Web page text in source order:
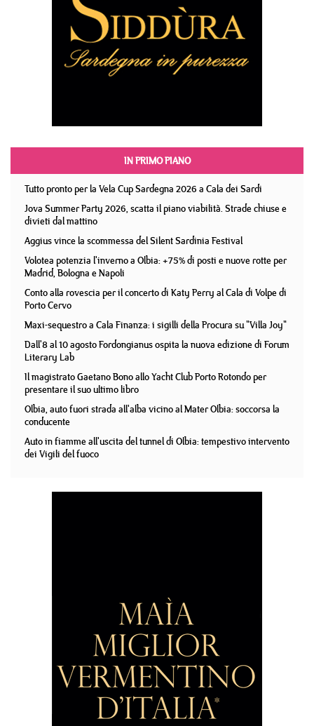
IN PRIMO PIANO
Tutto pronto per la Vela Cup Sardegna 2026 a Cala dei Sardi
Jova Summer Party 2026, scatta il piano viabilità. Strade chiuse e
divieti dal mattino
Aggius vince la scommessa del Silent Sardinia Festival
Volotea potenzia l'inverno a Olbia: +75% di posti e nuove rotte per
Madrid, Bologna e Napoli
Conto alla rovescia per il concerto di Katy Perry al Cala di Volpe di
Porto Cervo
Maxi-sequestro a Cala Finanza: i sigilli della Procura su "Villa Joy"
Dall'8 al 10 agosto Fordongianus ospita la nuova edizione di Forum
Literary Lab
Il magistrato Gaetano Bono allo Yacht Club Porto Rotondo per
presentare il suo ultimo libro
Olbia, auto fuori strada all'alba vicino al Mater Olbia: soccorsa la
conducente
Auto in fiamme all'uscita del tunnel di Olbia: tempestivo intervento
dei Vigili del fuoco